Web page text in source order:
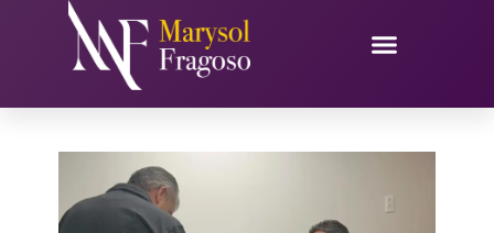
contenido